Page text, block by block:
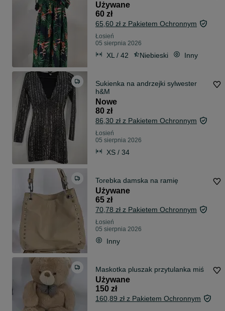
Używane
60 zł
65,60 zł z Pakietem Ochronnym
Łosień
05 sierpnia 2026
XL / 42 Niebieski Inny
Sukienka na andrzejki sylwester
h&M
Nowe
80 zł
86,30 zł z Pakietem Ochronnym
Łosień
05 sierpnia 2026
XS / 34
Torebka damska na ramię
Używane
65 zł
70,78 zł z Pakietem Ochronnym
Łosień
05 sierpnia 2026
Inny
Maskotka pluszak przytulanka miś
Używane
150 zł
160,89 zł z Pakietem Ochronnym